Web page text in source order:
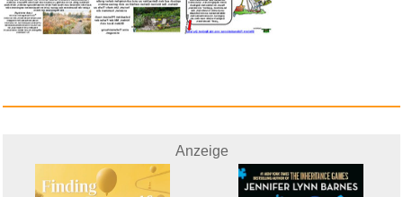
Anzeige